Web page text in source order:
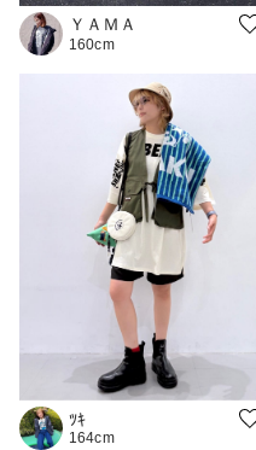
ＹＡＭＡ
160cm
ﾂｷ
164cm